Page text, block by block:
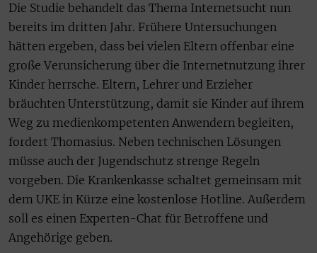
Die Studie behandelt das Thema Internetsucht nun
bereits im dritten Jahr. Frühere Untersuchungen
hätten ergeben, dass bei vielen Eltern offenbar eine
große Verunsicherung über die Internetnutzung ihrer
Kinder herrsche. Eltern, Lehrer und Erzieher
bräuchten Unterstützung, damit sie Kinder auf ihrem
Weg zu medienkompetenten Anwendern begleiten,
fordert Thomasius. Neben technischen Lösungen
müsse auch der Jugendschutz strenge Regeln
vorgeben. Die Krankenkasse schaltet gemeinsam mit
dem UKE in Kürze eine kostenlose Hotline. Außerdem
soll es einen Experten-Chat für Betroffene und
Angehörige geben.